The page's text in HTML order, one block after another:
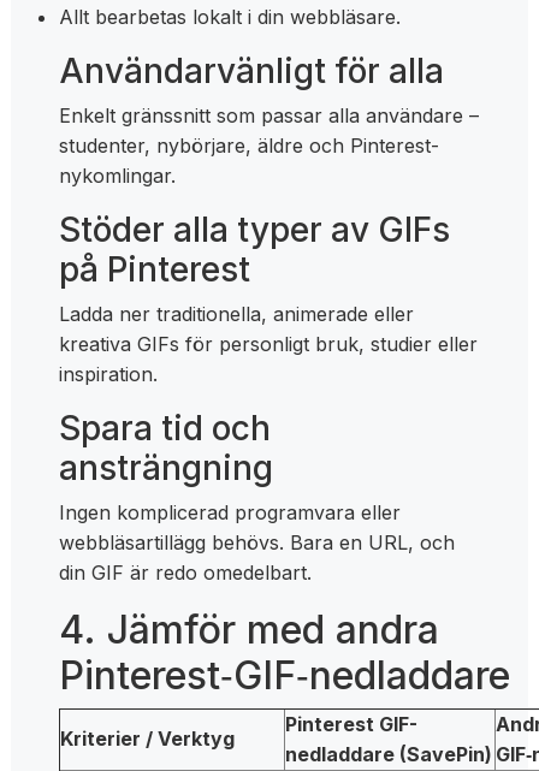
Allt bearbetas lokalt i din webbläsare.
Användarvänligt för alla
Enkelt gränssnitt som passar alla användare –
studenter, nybörjare, äldre och Pinterest-
nykomlingar.
Stöder alla typer av GIFs
på Pinterest
Ladda ner traditionella, animerade eller
kreativa GIFs för personligt bruk, studier eller
inspiration.
Spara tid och
ansträngning
Ingen komplicerad programvara eller
webbläsartillägg behövs. Bara en URL, och
din GIF är redo omedelbart.
4. Jämför med andra
Pinterest‑GIF‑nedladdare
Kriterier / Verktyg
Pinterest GIF-
nedladdare (SavePin)